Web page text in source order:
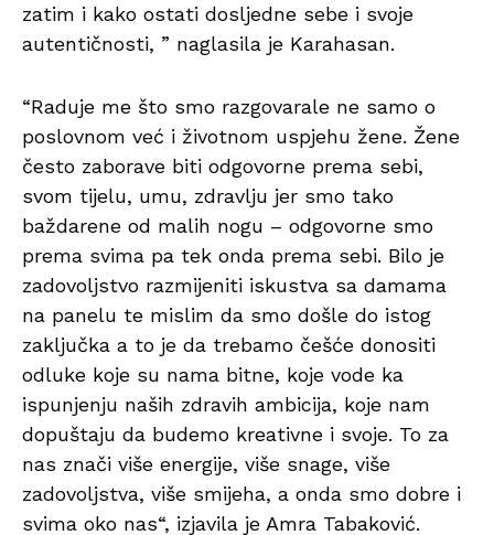
zatim i kako ostati dosljedne sebe i svoje
autentičnosti, ” naglasila je Karahasan.
“Raduje me što smo razgovarale ne samo o
poslovnom već i životnom uspjehu žene. Žene
često zaborave biti odgovorne prema sebi,
svom tijelu, umu, zdravlju jer smo tako
baždarene od malih nogu – odgovorne smo
prema svima pa tek onda prema sebi. Bilo je
zadovoljstvo razmijeniti iskustva sa damama
na panelu te mislim da smo došle do istog
zaključka a to je da trebamo češće donositi
odluke koje su nama bitne, koje vode ka
ispunjenju naših zdravih ambicija, koje nam
dopuštaju da budemo kreativne i svoje. To za
nas znači više energije, više snage, više
zadovoljstva, više smijeha, a onda smo dobre i
svima oko nas“, izjavila je Amra Tabaković.